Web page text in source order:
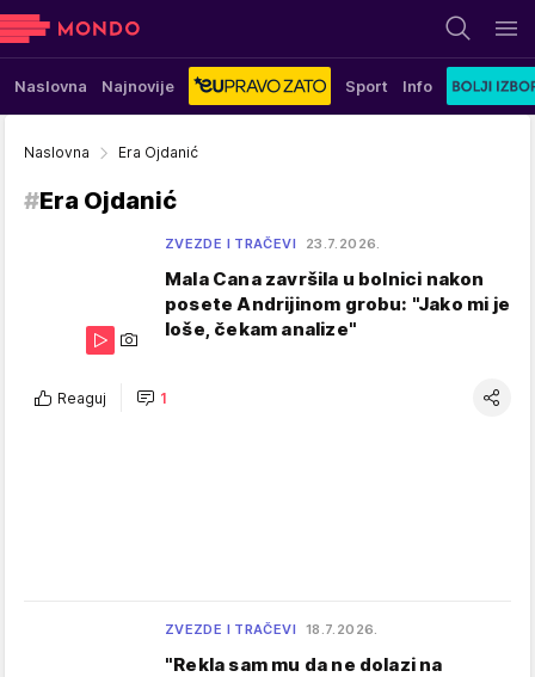
Naslovna Najnovije Sport Info
Naslovna Era Ojdanić
#Era Ojdanić
ZVEZDE I TRAČEVI 23.7.2026.
Mala Cana završila u bolnici nakon
posete Andrijinom grobu: "Jako mi je
loše, čekam analize"
Reaguj 1
ZVEZDE I TRAČEVI 18.7.2026.
"Rekla sam mu da ne dolazi na